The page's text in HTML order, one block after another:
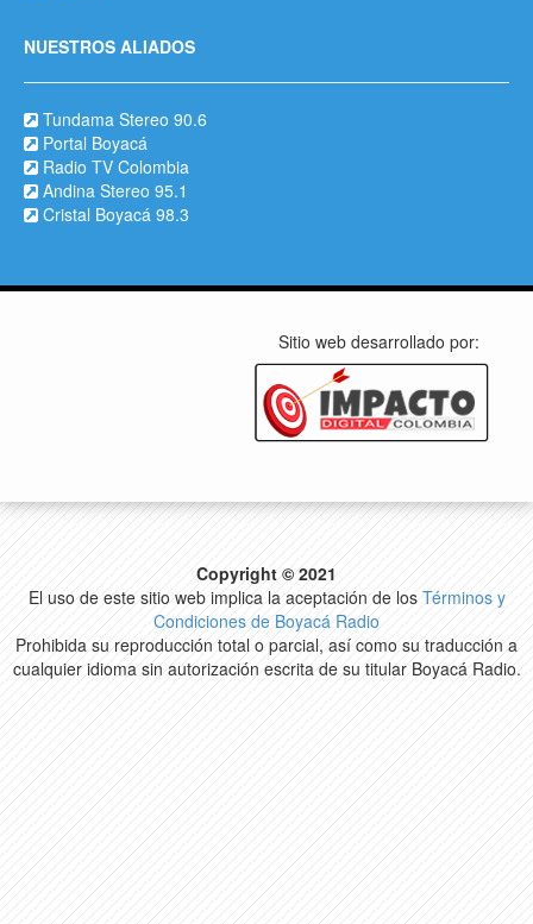
NUESTROS ALIADOS
Tundama Stereo 90.6
Portal Boyacá
Radio TV Colombia
Andina Stereo 95.1
Cristal Boyacá 98.3
Sitio web desarrollado por:
Copyright © 2021
El uso de este sitio web implica la aceptación de los Términos y
Condiciones de Boyacá Radio
Prohibida su reproducción total o parcial, así como su traducción a
cualquier idioma sin autorización escrita de su titular Boyacá Radio.